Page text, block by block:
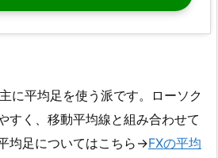
に平均足を使う派です。ローソク
すく、移動平均線と組み合わせて
均足についてはこちら→FXの平均